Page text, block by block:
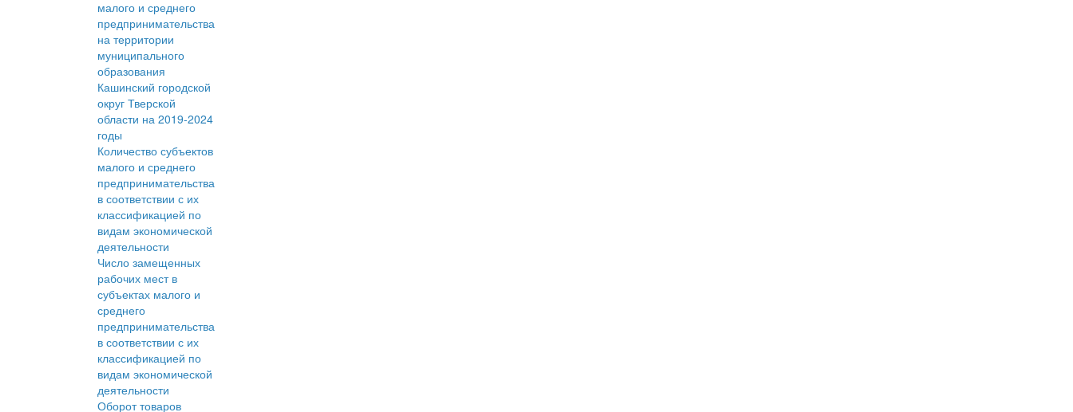
малого и среднего
предпринимательства
на территории
муниципального
образования
Кашинский городской
округ Тверской
области на 2019-2024
годы
Количество субъектов
малого и среднего
предпринимательства
в соответствии с их
классификацией по
видам экономической
деятельности
Число замещенных
рабочих мест в
субъектах малого и
среднего
предпринимательства
в соответствии с их
классификацией по
видам экономической
деятельности
Оборот товаров